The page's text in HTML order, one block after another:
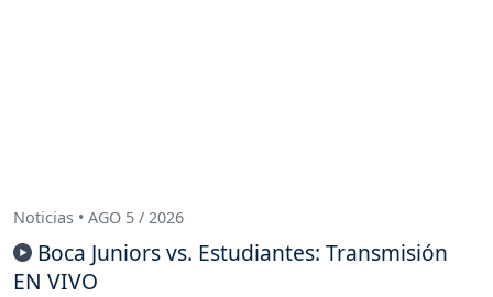
Noticias • AGO 5 / 2026
Boca Juniors vs. Estudiantes: Transmisión
EN VIVO